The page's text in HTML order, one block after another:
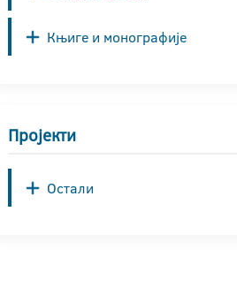
Књиге и монографије
Пројекти
Остали